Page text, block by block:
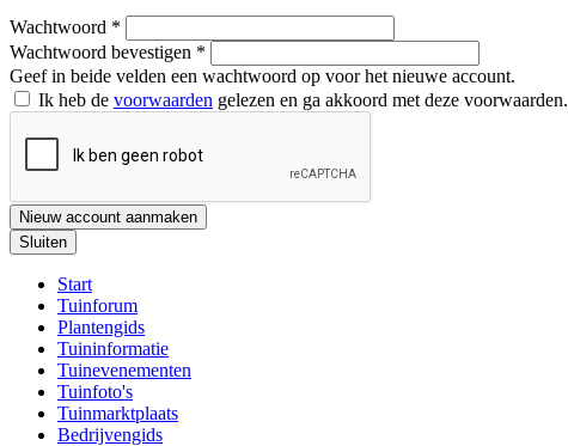
Wachtwoord *
Wachtwoord bevestigen *
Geef in beide velden een wachtwoord op voor het nieuwe account.
Ik heb de voorwaarden gelezen en ga akkoord met deze voorwaarden.
Nieuw account aanmaken
Sluiten
Start
Tuinforum
Plantengids
Tuininformatie
Tuinevenementen
Tuinfoto's
Tuinmarktplaats
Bedrijvengids